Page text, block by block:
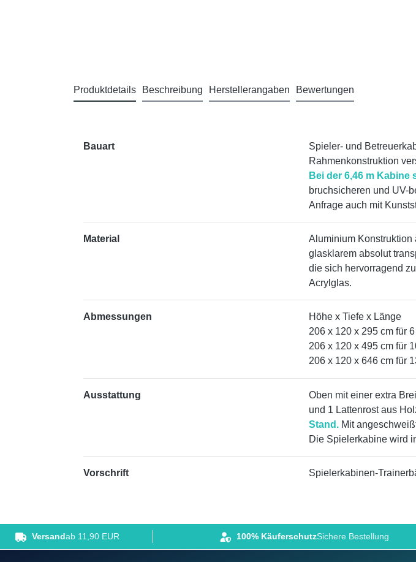
Produktdetails Beschreibung Herstellerangaben Bewertungen
Bauart
Spieler- und
Rahmenkonstruktion
Bei der 6,46 m
bruchsicheren und UV-
Anfrage auch mit
Material
Aluminium Konstruktion
glasklarem absolut
die sich hervorragend
Acrylglas.
Abmessungen
Höhe x Tiefe x Länge
206 x 120 x 295 cm für
206 x 120 x 495 cm für
206 x 120 x 646 cm für
Ausstattung
Oben mit einer extra
und 1 Lattenrost aus
Stand. Mit
Die Spielerkabine wird
Vorschrift Spielerkabinen-
Versandab 11,90 EUR 100% KäuferschutzSichere Bestellung